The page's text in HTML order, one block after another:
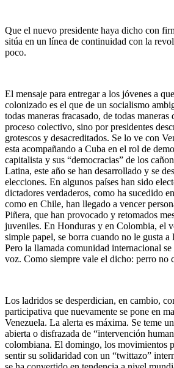
Que el nuevo presidente haya dicho con
sitúa en un línea de continuidad con la
poco.
El mensaje para entregar a los jóvenes a
colonizado es el que de un socialismo
todas maneras fracasado, de todas
proceso colectivo, sino por presidentes
grotescos y desacreditados. Se lo ve con
esta acompañando a Cuba en el rol de
capitalista y sus “democracias” de los
Latina, este año se han desarrollado y se
elecciones. En algunos países han sido
dictadores verdaderos, como ha sucedido
como en Chile, han llegado a vencer
Piñera, que han provocado y retomados
juveniles. En Honduras y en Colombia, el
simple papel, se borra cuando no le gusta a
Pero la llamada comunidad internacional
voz. Como siempre vale el dicho: perro no
Los ladridos se desperdician, en cambio,
participativa que nuevamente se pone en
Venezuela. La alerta es máxima. Se teme
abierta o disfrazada de “intervención
colombiana. El domingo, los movimientos
sentir su solidaridad con un “twittazo”